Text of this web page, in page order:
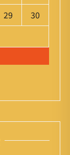
29
30